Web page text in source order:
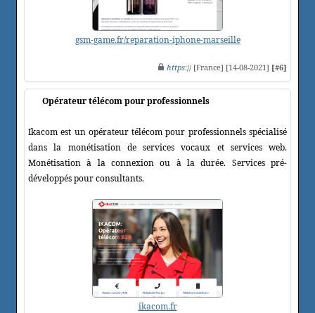
gsm-game.fr/reparation-iphone-marseille
https:// [France] [14-08-2021] [#6]
Opérateur télécom pour professionnels
Ikacom est un opérateur télécom pour professionnels spécialisé
dans la monétisation de services vocaux et services web.
Monétisation à la connexion ou à la durée. Services pré-
développés pour consultants.
ikacom.fr